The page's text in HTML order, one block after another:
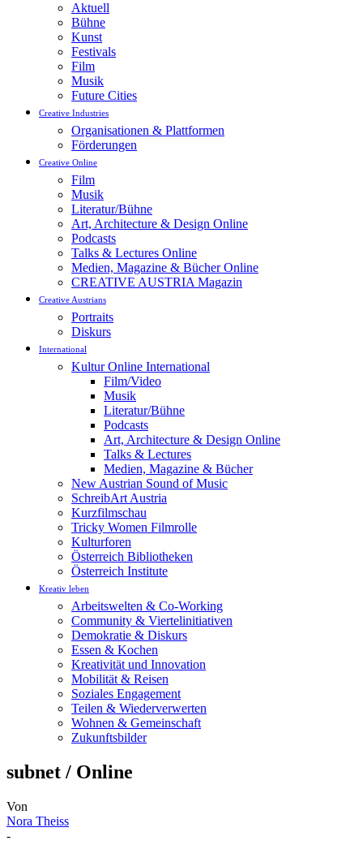
Aktuell
Bühne
Kunst
Festivals
Film
Musik
Future Cities
Creative Industries
Organisationen & Plattformen
Förderungen
Creative Online
Film
Musik
Literatur/Bühne
Art, Architecture & Design Online
Podcasts
Talks & Lectures Online
Medien, Magazine & Bücher Online
CREATIVE AUSTRIA Magazin
Creative Austrians
Portraits
Diskurs
International
Kultur Online International
Film/Video
Musik
Literatur/Bühne
Podcasts
Art, Architecture & Design Online
Talks & Lectures
Medien, Magazine & Bücher
New Austrian Sound of Music
SchreibArt Austria
Kurzfilmschau
Tricky Women Filmrolle
Kulturforen
Österreich Bibliotheken
Österreich Institute
Kreativ leben
Arbeitswelten & Co-Working
Community & Viertelinitiativen
Demokratie & Diskurs
Essen & Kochen
Kreativität und Innovation
Mobilität & Reisen
Soziales Engagement
Teilen & Wiederverwerten
Wohnen & Gemeinschaft
Zukunftsbilder
subnet / Online
Von
Nora Theiss
-